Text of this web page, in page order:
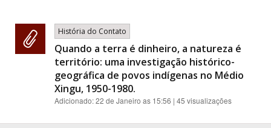
História do Contato
Quando a terra é dinheiro, a natureza é
território: uma investigação histórico-
geográfica de povos indígenas no Médio
Xingu, 1950-1980.
Adicionado:22 de Janeiro as 15:56 | 45 visualizações